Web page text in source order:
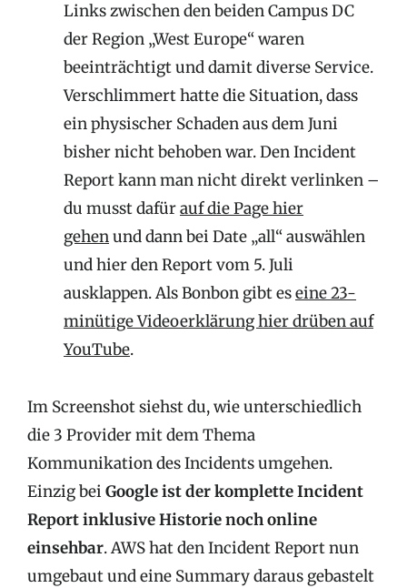
Links zwischen den beiden Campus DC
der Region „West Europe“ waren
beeinträchtigt und damit diverse Service.
Verschlimmert hatte die Situation, dass
ein physischer Schaden aus dem Juni
bisher nicht behoben war. Den Incident
Report kann man nicht direkt verlinken –
du musst dafürauf die Page hier
gehenund dann bei Date „all“ auswählen
und hier den Report vom 5. Juli
ausklappen. Als Bonbon gibt eseine 23-
minütige Videoerklärung hier drüben auf
YouTube.
Im Screenshot siehst du, wie unterschiedlich
die 3 Provider mit dem Thema
Kommunikation des Incidents umgehen.
Einzig bei Google ist der komplette Incident
Report inklusive Historie noch online
einsehbar. AWS hat den Incident Report nun
umgebaut und eine Summary daraus gebastelt